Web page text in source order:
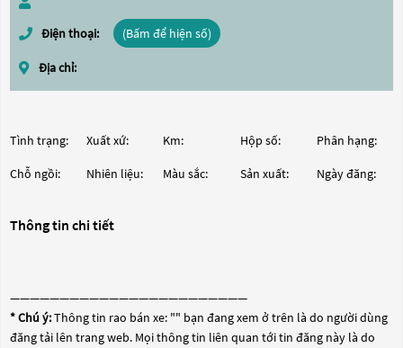
Điện thoại: (Bấm để hiện số)
Địa chỉ:
Tình trạng: Xuất xứ: Km: Hộp số: Phân hạng:
Chỗ ngồi: Nhiên liệu: Màu sắc: Sản xuất: Ngày đăng:
Thông tin chi tiết
————————————————————————
* Chú ý:Thông tin rao bán xe: "" bạn đang xem ở trên là do người dùng
đăng tải lên trang web. Mọi thông tin liên quan tới tin đăng này là do